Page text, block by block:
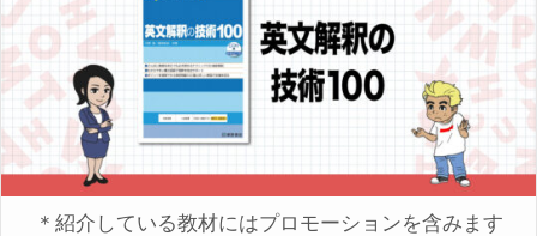
＊紹介している教材にはプロモーションを含みます